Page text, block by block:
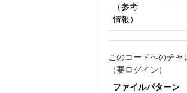
（参考
情報）
このコードへのチャ
（要ログイン）
ファイルパターン